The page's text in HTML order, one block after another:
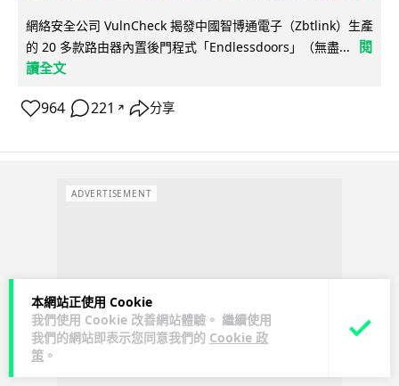
本網站正使用 Cookie
我們使用 Cookie 改善網站體驗。 繼續使用
我們的網站即表示您同意我們的 Cookie 政
策 。
網絡安全公司 VulnCheck 揭發中國智博通電子（Zbtlink）生產
的 20 多款路由器內置後門程式「Endlessdoors」（無盡...
閱
讀全文
964 221 ↗ 分享
ADVERTISEMENT